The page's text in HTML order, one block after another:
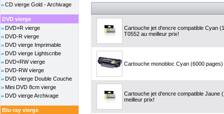
CD vierge Gold - Archivage
DVD vierge
DVD+R vierge
DVD-R vierge
DVD vierge Imprimable
DVD vierge Lightscribe
DVD+RW vierge
DVD-RW vierge
DVD vierge Double Couche
Mini DVD 8cm vierge
DVD vierge Archivage
Blu-ray vierge
Cartouche jet d'encre compatible Cyan
T0552 au meilleur prix!
Cartouche monobloc Cyan (6000
Cartouche jet d'encre compatible Jaune
meilleur prix!